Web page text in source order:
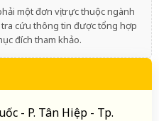
một đơn vị trực thuộc ngành
cứu thông tin được tổng hợp
đích tham khảo.
- P. Tân Hiệp - Tp.